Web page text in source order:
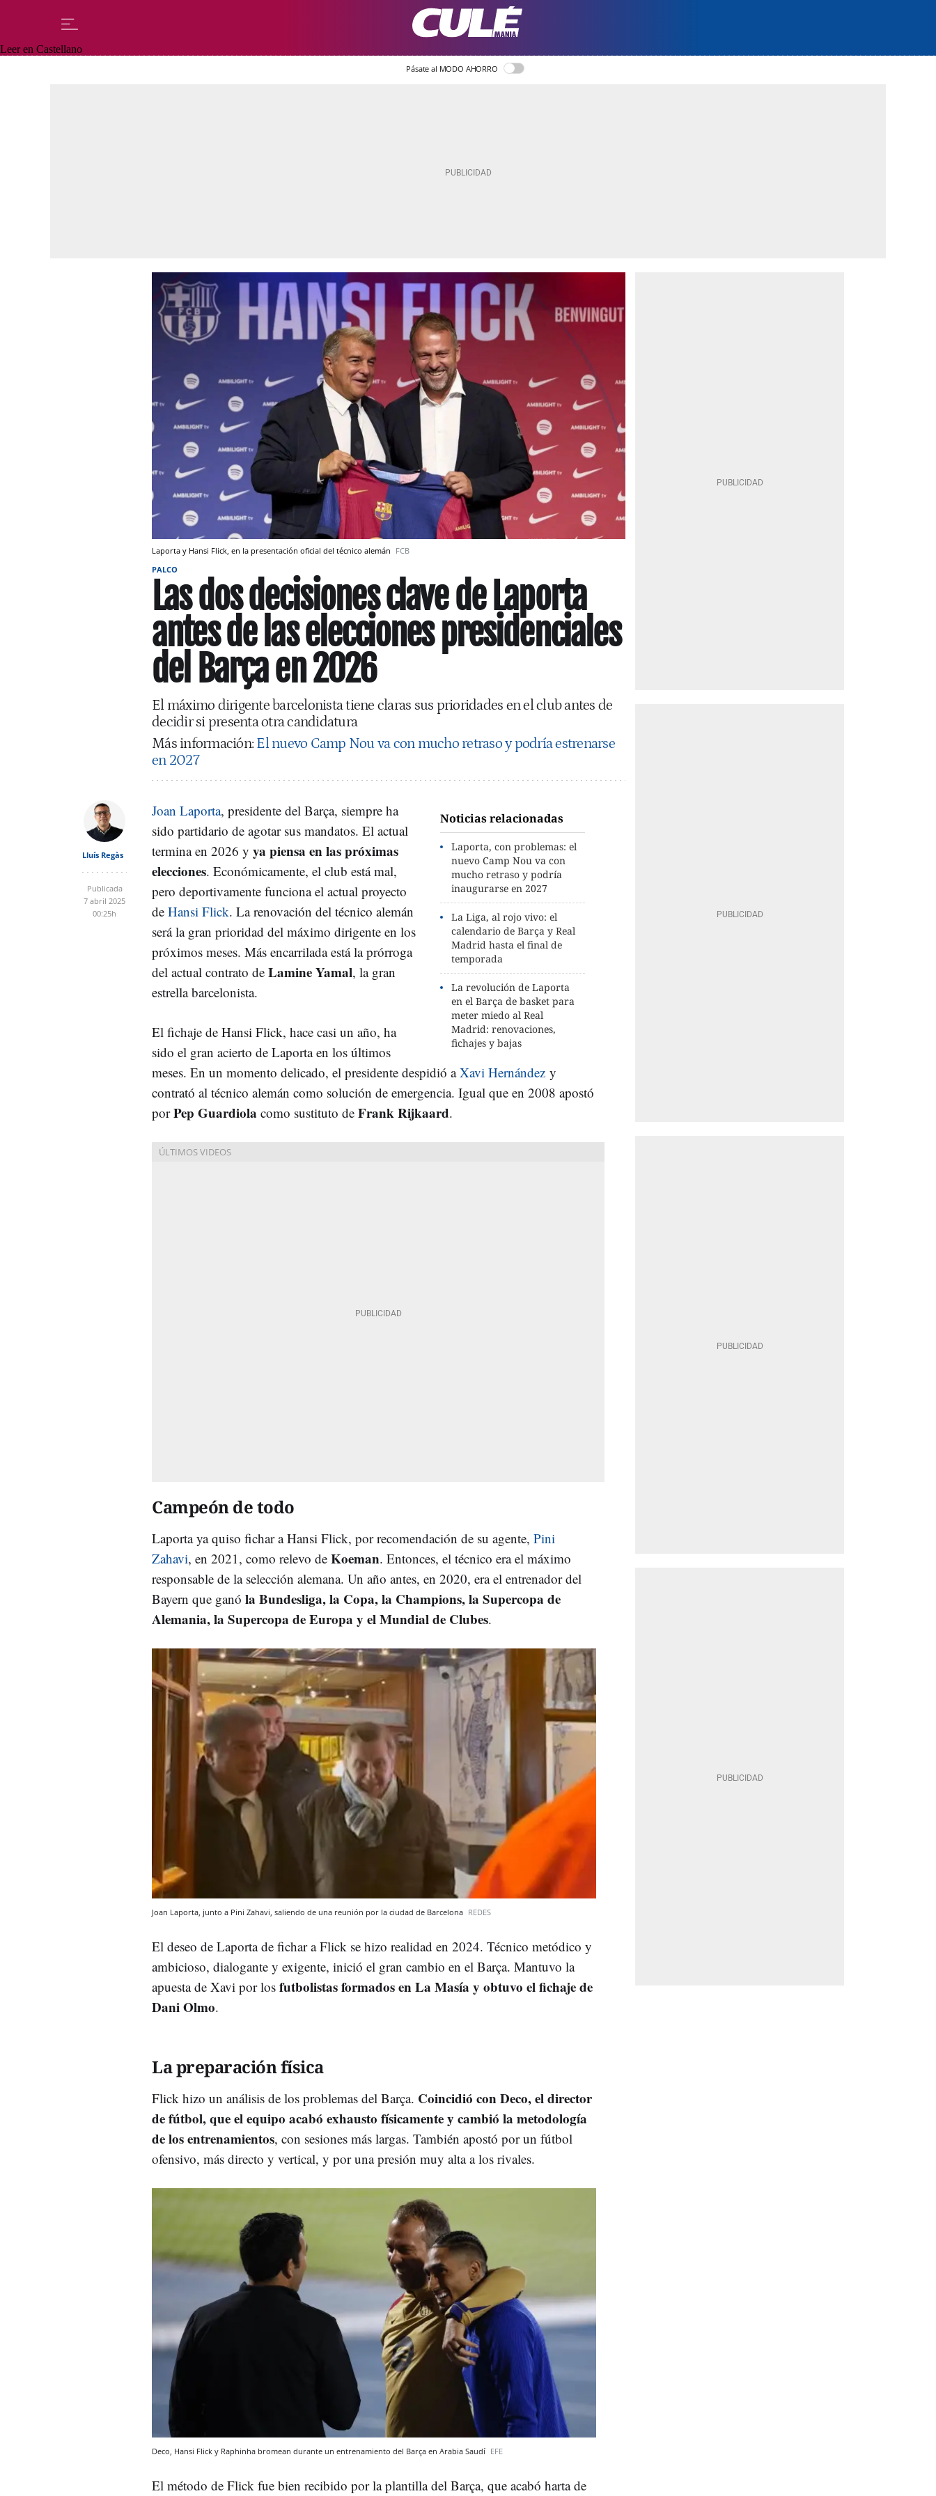
Leer en Castellano
Pásate al MODO AHORRO
Laporta y Hansi Flick, en la presentación oficial del técnico alemán FCB
PALCO
Las dos decisiones clave de Laporta
antes de las elecciones presidenciales
del Barça en 2026
El máximo dirigente barcelonista tiene claras sus prioridades en el club antes de
decidir si presenta otra candidatura
Más información: El nuevo Camp Nou va con mucho retraso y podría estrenarse
en 2027
Lluís Regàs
Publicada
7 abril 2025
00:25h
Noticias relacionadas
Laporta, con problemas: el
nuevo Camp Nou va con
mucho retraso y podría
inaugurarse en 2027
La Liga, al rojo vivo: el
calendario de Barça y Real
Madrid hasta el final de
temporada
La revolución de Laporta
en el Barça de basket para
meter miedo al Real
Madrid: renovaciones,
fichajes y bajas
Joan Laporta, presidente del Barça, siempre ha
sido partidario de agotar sus mandatos. El actual
termina en 2026 y ya piensa en las próximas
elecciones. Económicamente, el club está mal,
pero deportivamente funciona el actual proyecto
de Hansi Flick. La renovación del técnico alemán
será la gran prioridad del máximo dirigente en los
próximos meses. Más encarrilada está la prórroga
del actual contrato de Lamine Yamal, la gran
estrella barcelonista.
El fichaje de Hansi Flick, hace casi un año, ha
sido el gran acierto de Laporta en los últimos
meses. En un momento delicado, el presidente despidió aXavi Hernández y
contrató al técnico alemán como solución de emergencia. Igual que en 2008 apostó
porPep Guardiola como sustituto de Frank Rijkaard.
Campeón de todo
Laporta ya quiso fichar a Hansi Flick, por recomendación de su agente, Pini
Zahavi, en 2021, como relevo de Koeman. Entonces, el técnico era el máximo
responsable de la selección alemana. Un año antes, en 2020, era el entrenador del
Bayern que ganó la Bundesliga, la Copa, la Champions, la Supercopa de
Alemania, la Supercopa de Europa y el Mundial de Clubes.
Joan Laporta, junto a Pini Zahavi, saliendo de una reunión por la ciudad de Barcelona REDES
El deseo de Laporta de fichar a Flick se hizo realidad en 2024. Técnico metódico y
ambicioso, dialogante y exigente, inició el gran cambio en el Barça. Mantuvo la
apuesta de Xavi por los futbolistas formados en La Masía y obtuvo el fichaje de
Dani Olmo.
La preparación física
Flick hizo un análisis de los problemas del Barça. Coincidió con Deco, el director
de fútbol, que el equipo acabó exhausto físicamente y cambió la metodología
de los entrenamientos, con sesiones más largas. También apostó por un fútbol
ofensivo, más directo y vertical, y por una presión muy alta a los rivales.
Deco, Hansi Flick y Raphinha bromean durante un entrenamiento del Barça en Arabia Saudí EFE
El método de Flick fue bien recibido por la plantilla del Barça, que acabó harta de